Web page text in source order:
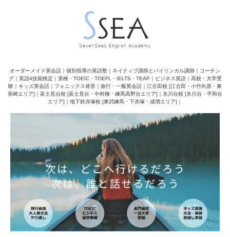
オーダーメイド英会話｜個別指導の英語塾｜ネイティブ講師とバイリンガル講師｜コーチン
グ｜英語4技能検定｜英検・TOEIC・TOEFL・IELTS・TEAP｜ビジネス英語｜高校・大学受
験｜キッズ英会話｜フォニックス発音｜旅行・一般英会話｜江古田校 [江古田・小竹向原・東
長崎エリア]｜富士見台校 [富士見台・中村橋・練馬高野台エリア]｜氷川台校 [氷川台・平和台
エリア]｜地下鉄赤塚校 [東武練馬・下赤塚・成増エリア]｜